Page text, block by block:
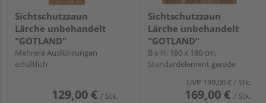
Sichtschutzzaun
Lärche unbehandelt
"GOTLAND"
Mehrere Ausführungen
erhältlich
129,00 € / Stk.
Sichtschutzzaun
Lärche unbehandelt
"GOTLAND"
B x H: 180 x 180 cm,
Standardelement gerade
UVP 199,00 € / Stk.
169,00 € / Stk.